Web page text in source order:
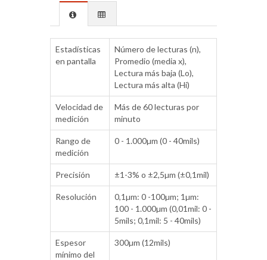
Estadísticas
en pantalla
Número de lecturas (n),
Promedio (media x),
Lectura más baja (Lo),
Lectura más alta (Hi)
Velocidad de
medición
Más de 60 lecturas por
minuto
Rango de
medición
0 - 1.000µm (0 - 40mils)
Precisión ±1-3% o ±2,5µm (±0,1mil)
Resolución
0,1µm: 0 -100µm; 1µm:
100 - 1.000µm (0,01mil: 0 -
5mils; 0,1mil: 5 - 40mils)
Espesor
mínimo del
300µm (12mils)